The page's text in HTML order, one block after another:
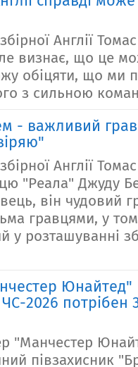
Англії
визнає, що це
обіцяти, що ми
з сильною
- важливий
Англії
"Реала" Джуду
він чудовий
гравцями, у
у розташуванні
ЧС-2026
"Манчестер
півзахисник